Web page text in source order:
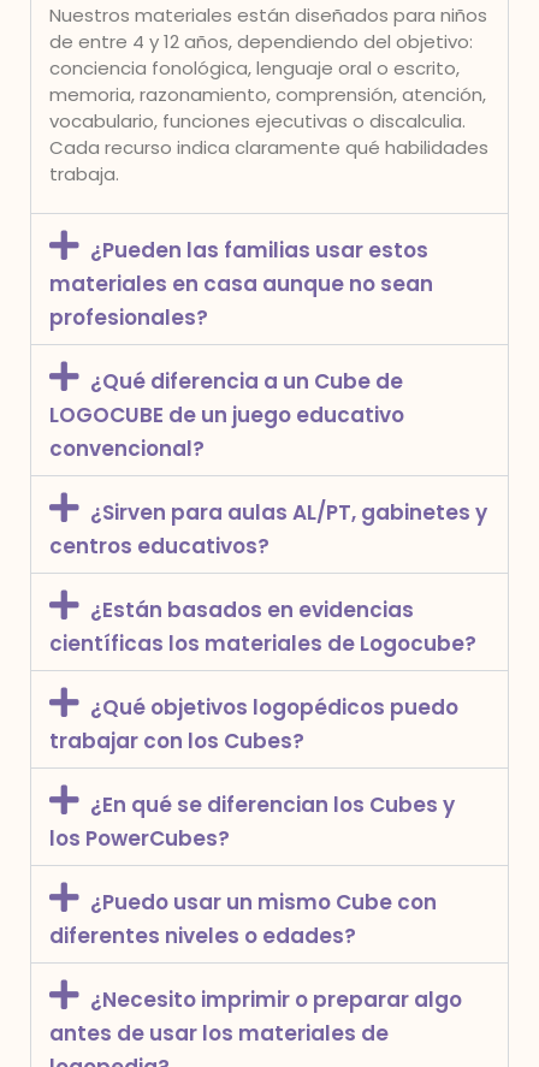
Nuestros materiales están diseñados para niños
de entre 4 y 12 años, dependiendo del objetivo:
conciencia fonológica, lenguaje oral o escrito,
memoria, razonamiento, comprensión, atención,
vocabulario, funciones ejecutivas o discalculia.
Cada recurso indica claramente qué habilidades
trabaja.
¿Pueden las familias usar estos
materiales en casa aunque no sean
profesionales?
¿Qué diferencia a un Cube de
LOGOCUBE de un juego educativo
convencional?
¿Sirven para aulas AL/PT, gabinetes y
centros educativos?
¿Están basados en evidencias
científicas los materiales de Logocube?
¿Qué objetivos logopédicos puedo
trabajar con los Cubes?
¿En qué se diferencian los Cubes y
los PowerCubes?
¿Puedo usar un mismo Cube con
diferentes niveles o edades?
¿Necesito imprimir o preparar algo
antes de usar los materiales de